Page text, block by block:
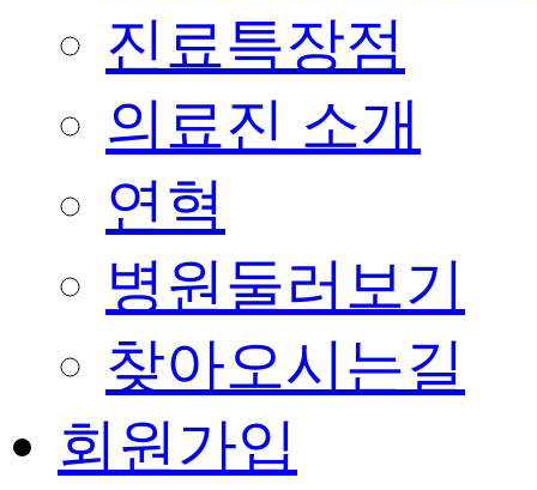
진료특장점
의료진 소개
연혁
병원둘러보기
찾아오시는길
회원가입